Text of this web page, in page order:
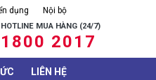
dụng Nội bộ
HOTLINE MUA HÀNG (24/7)
1800 2017
LIÊN HỆ